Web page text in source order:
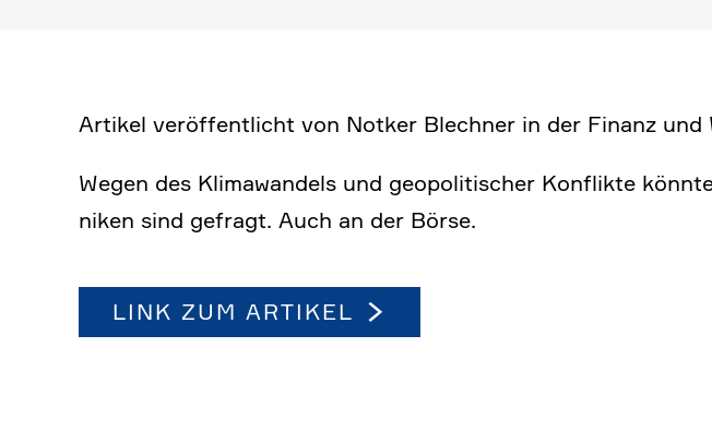
Artikel veröf­fent­licht von Notker Blechner in der Finanz und
Wegen des Klima­wan­dels und geopo­li­ti­scher Konflikte
niken sind gefragt. Auch an der Börse.
LINK ZUM ARTIKEL